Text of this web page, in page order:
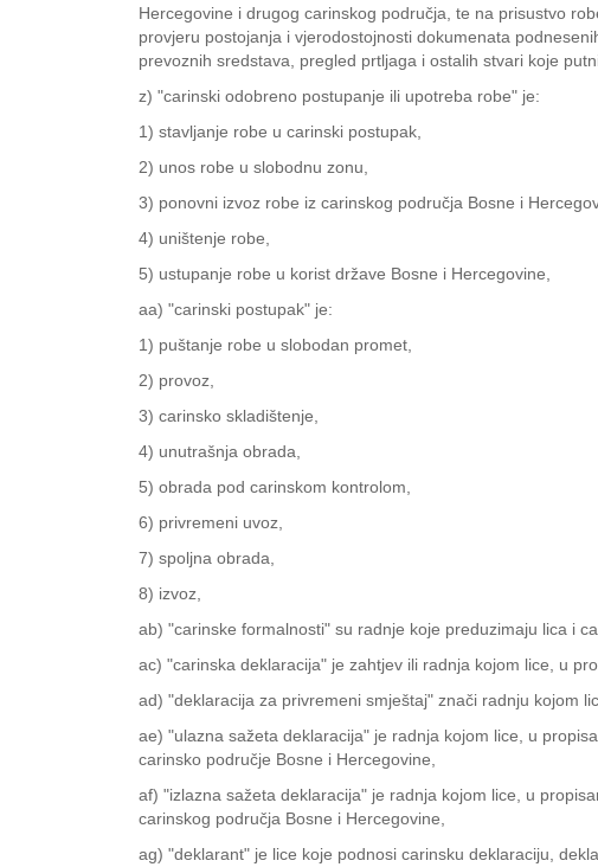
Hercegovine i drugog carinskog područja, te na prisustvo
provjeru postojanja i vjerodostojnosti dokumenata
prevoznih sredstava, pregled prtljaga i ostalih stvari koje
z) "carinski odobreno postupanje ili upotreba robe" je:
1) stavljanje robe u carinski postupak,
2) unos robe u slobodnu zonu,
3) ponovni izvoz robe iz carinskog područja Bosne i
4) uništenje robe,
5) ustupanje robe u korist države Bosne i Hercegovine,
aa) "carinski postupak" je:
1) puštanje robe u slobodan promet,
2) provoz,
3) carinsko skladištenje,
4) unutrašnja obrada,
5) obrada pod carinskom kontrolom,
6) privremeni uvoz,
7) spoljna obrada,
8) izvoz,
ab) "carinske formalnosti" su radnje koje preduzimaju lica i
ac) "carinska deklaracija" je zahtjev ili radnja kojom lice, u
ad) "deklaracija za privremeni smještaj" znači radnju kojom
ae) "ulazna sažeta deklaracija" je radnja kojom lice, u
carinsko područje Bosne i Hercegovine,
af) "izlazna sažeta deklaracija" je radnja kojom lice, u
carinskog područja Bosne i Hercegovine,
ag) "deklarant" je lice koje podnosi carinsku deklaraciju,